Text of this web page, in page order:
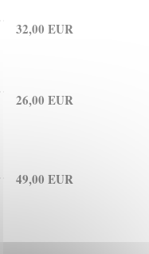
32,00 EUR
26,00 EUR
49,00 EUR